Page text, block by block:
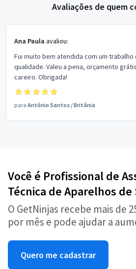
Avaliações de quem
Ana Paula avaliou:
Fui muito bem atendida com um trabalho
qualidade. Valeu a pena, orçamento
careiro. Obrigada!
para Antônio Santos /Britânia
Você é Profissional de
Técnica de Aparelhos de
O GetNinjas recebe mais de
por mês e pode ajudar a
Quero me cadastrar